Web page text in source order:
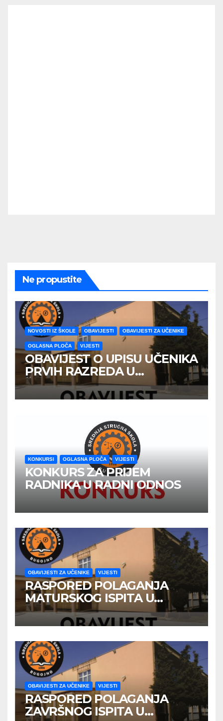
Ne propustite
NOVOSTI IZ ŠKOLE OBAVIJESTI OBAVIJESTI ZA UČENIKE
OGLASNA PLOČA VIJESTI
OBAVIJEST O UPISU UČENIKA
PRVIH RAZREDA U
ŠKOLSKOJ 2026/2027
GODINE
KONKURSI OGLASNA PLOČA VIJESTI
KONKURS ZA PRIJEM
RADNIKA U RADNI ODNOS
OBAVIJESTI ZA UČENIKE VIJESTI
RASPORED POLAGANJA
MATURSKOG ISPITA U
JUNSKOM ISPITNOM ROKU
OBAVIJESTI ZA UČENIKE VIJESTI
RASPORED POLAGANJA
ZAVRŠNOG ISPITA U